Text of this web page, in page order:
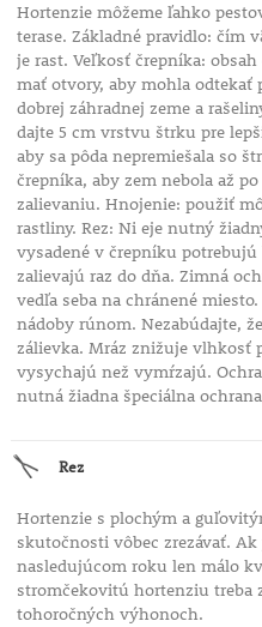
Hortenzie môžeme ľahko
terase. Základné pravidlo: čím
je rast. Veľkosť črepníka:
mať otvory, aby mohla odtekať
dobrej záhradnej zeme a
dajte 5 cm vrstvu štrku pre
aby sa pôda nepremiešala so
črepníka, aby zem nebola až
zalievaniu. Hnojenie: použiť
rastliny. Rez: Ni eje nutný
vysadené v črepníku
zalievajú raz do dňa. Zimná
vedľa seba na chránené
nádoby rúnom. Nezabúdajte,
zálievka. Mráz znižuje vlhkosť
vysychajú než vymŕzajú.
nutná žiadna špeciálna
Rez
Hortenzie s plochým a
skutočnosti vôbec zrezávať.
nasledujúcom roku len málo
stromčekovitú hortenziu
tohoročných výhonoch.